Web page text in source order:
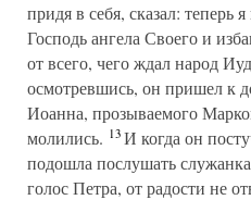
придя в себя, сказал: теперь
Господь ангела Своего и
от всего, чего ждал народ
осмотревшись, он пришел к
Иоанна, прозываемого
молились. 13И когда он
подошла послушать
голос Петра, от радости не